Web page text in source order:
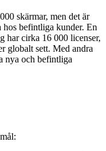
skärmar, men det är
befintliga kunder. En
har cirka 16 000 licenser,
globalt sett. Med andra
nya och befintliga